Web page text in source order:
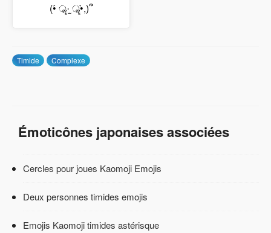
(•́ ॣ·̫ ॣ•̀,)՞
Timide Complexe
Émoticônes japonaises associées
Cercles pour joues Kaomoji Emojis
Deux personnes timides emojis
Emojis Kaomoji timides astérisque